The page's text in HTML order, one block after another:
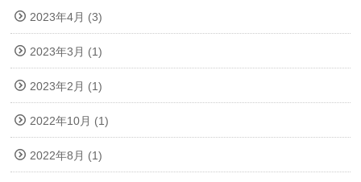
2023年4月 (3)
2023年3月 (1)
2023年2月 (1)
2022年10月 (1)
2022年8月 (1)